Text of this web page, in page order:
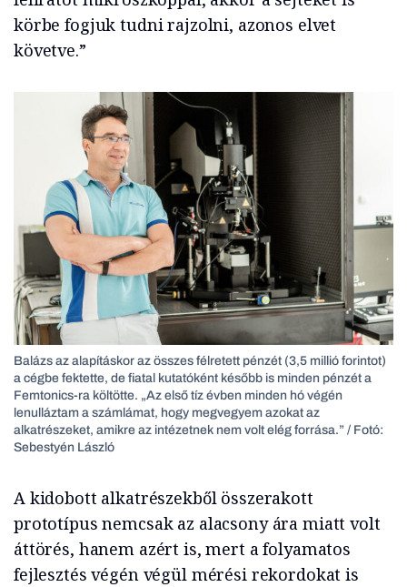
körbe fogjuk tudni rajzolni, azonos elvet
követve.”
Balázs az alapításkor az összes félretett pénzét (3,5 millió forintot)
a cégbe fektette, de fiatal kutatóként később is minden pénzét a
Femtonics-ra költötte. „Az első tíz évben minden hó végén
lenulláztam a számlámat, hogy megvegyem azokat az
alkatrészeket, amikre az intézetnek nem volt elég forrása.” / Fotó:
Sebestyén László
A kidobott alkatrészekből összerakott
prototípus nemcsak az alacsony ára miatt volt
áttörés, hanem azért is, mert a folyamatos
fejlesztés végén végül mérési rekordokat is